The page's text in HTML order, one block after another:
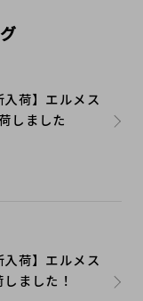
入荷】エルメス
しました
入荷】エルメス
ました！